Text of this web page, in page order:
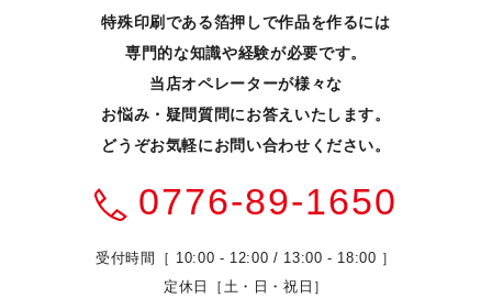
特殊印刷である箔押しで作品を作るには
専門的な知識や経験が必要です。
当店オペレーターが様々な
お悩み・疑問質問にお答えいたします。
どうぞお気軽にお問い合わせください。
0776-89-1650
受付時間［ 10:00 - 12:00 / 13:00 - 18:00 ］
定休日［土・日・祝日］